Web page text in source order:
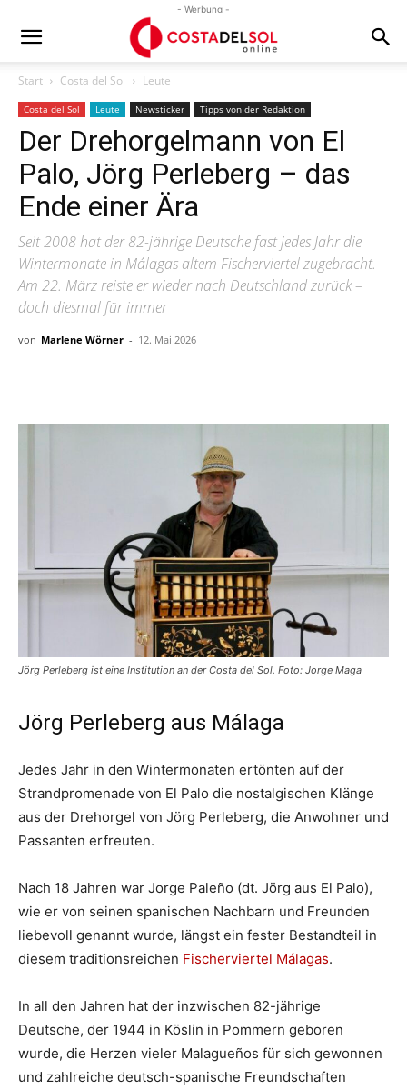
- Werbung -
Start Costa del Sol Leute
Costa del Sol Leute Newsticker Tipps von der Redaktion
Der Drehorgelmann von El
Palo, Jörg Perleberg – das
Ende einer Ära
Seit 2008 hat der 82-jährige Deutsche fast jedes Jahr die
Wintermonate in Málagas altem Fischerviertel zugebracht.
Am 22. März reiste er wieder nach Deutschland zurück –
doch diesmal für immer
von Marlene Wörner - 12. Mai 2026
Jörg Perleberg ist eine Institution an der Costa del Sol. Foto: Jorge Maga
Jörg Perleberg aus Málaga
Jedes Jahr in den Wintermonaten ertönten auf der
Strandpromenade von El Palo die nostalgischen Klänge
aus der Drehorgel von Jörg Perleberg, die Anwohner und
Passanten erfreuten.
Nach 18 Jahren war Jorge Paleño (dt. Jörg aus El Palo),
wie er von seinen spanischen Nachbarn und Freunden
liebevoll genannt wurde, längst ein fester Bestandteil in
diesem traditionsreichen Fischerviertel Málagas.
In all den Jahren hat der inzwischen 82-jährige
Deutsche, der 1944 in Köslin in Pommern geboren
wurde, die Herzen vieler Malagueños für sich gewonnen
und zahlreiche deutsch-spanische Freundschaften